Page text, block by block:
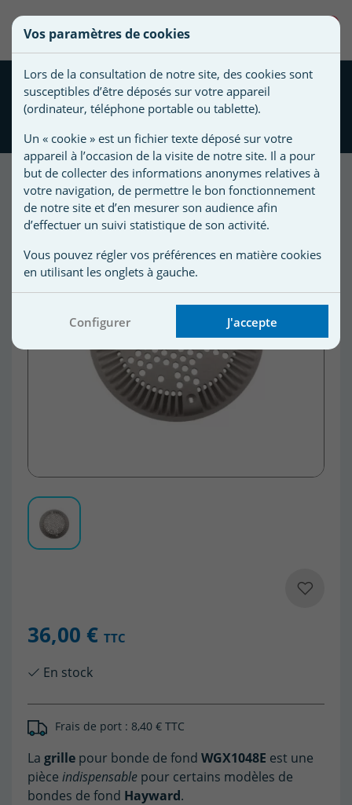
Grille bonde de fond
WGX1048E anti vortex + vis
HAYWARD
36,00 € TTC
En stock
Frais de port : 8,40 € TTC
La grille pour bonde de fond WGX1048E est une
pièce indispensable pour certains modèles de
bondes de fond Hayward.
Créer une nouvelle liste
une
liste
Nom de
d'envies
Vous
devez
être
connecté
pour
ajouter
des
produits
à
votre
liste
d'envies.
Vos paramètres de cookies
Lors de la consultation de notre site, des cookies sont
susceptibles d’être déposés sur votre appareil
(ordinateur, téléphone portable ou tablette).
Un « cookie » est un fichier texte déposé sur votre
appareil à l’occasion de la visite de notre site. Il a pour
but de collecter des informations anonymes relatives à
votre navigation, de permettre le bon fonctionnement
de notre site et d’en mesurer son audience afin
d’effectuer un suivi statistique de son activité.
Vous pouvez régler vos préférences en matière cookies
en utilisant les onglets à gauche.
Configurer J'accepte